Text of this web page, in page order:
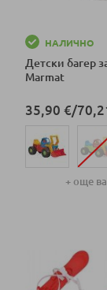
НАЛИЧНО
Детски багер
Marmat
35,90 €/
+ още